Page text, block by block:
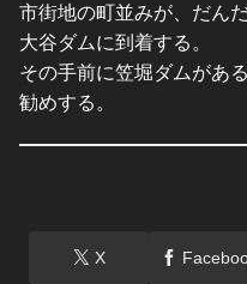
市街地の町並みが、だん
大谷ダムに到着する。
その手前に笠堀ダムがあ
勧めする。
X